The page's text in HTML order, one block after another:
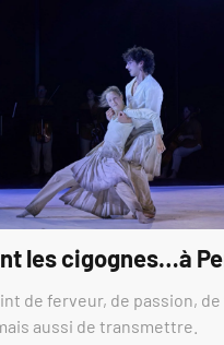
les cigognes…à
de ferveur, de passion,
aussi de transmettre.